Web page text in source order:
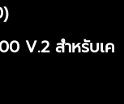
V.2 สำหรับเค